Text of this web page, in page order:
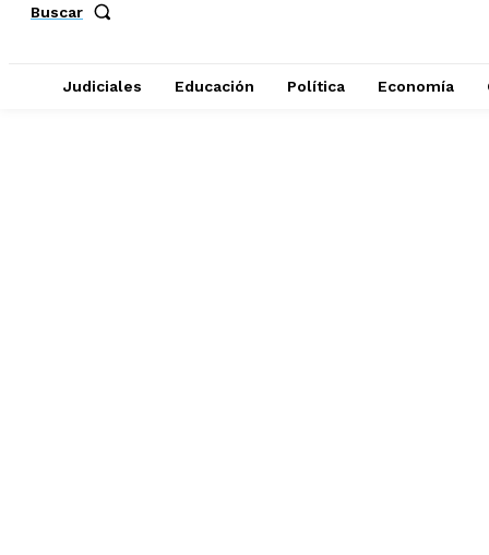
Buscar
Judiciales Educación Política Economía